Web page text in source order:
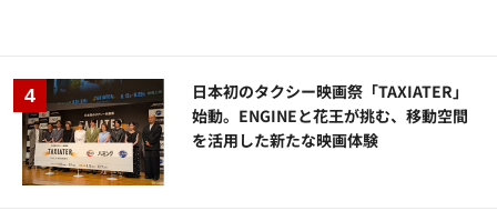
日本初のタクシー映画祭「TAXIATER」
始動。ENGINEと花王が挑む、移動空間
を活用した新たな映画体験